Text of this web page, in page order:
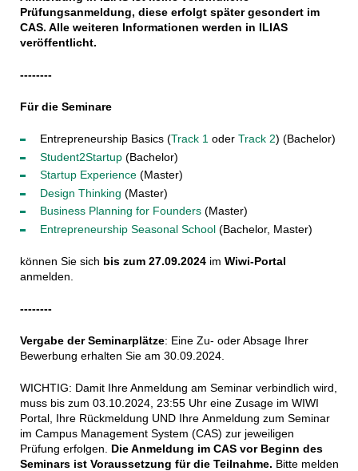
Prüfungsanmeldung, diese erfolgt später gesondert im
CAS. Alle weiteren Informationen werden in ILIAS
veröffentlicht.
--------
Für die Seminare
Entrepreneurship Basics (Track 1oder Track 2) (Bachelor)
Student2Startup(Bachelor)
Startup Experience(Master)
Design Thinking (Master)
Business Planning for Founders(Master)
Entrepreneurship Seasonal School(Bachelor, Master)
können Sie sich bis zum 27.09.2024 im Wiwi-Portal
anmelden.
--------
Vergabe der Seminarplätze: Eine Zu- oder Absage Ihrer
Bewerbung erhalten Sie am 30.09.2024.
WICHTIG: Damit Ihre Anmeldung am Seminar verbindlich wird,
muss bis zum 03.10.2024, 23:55 Uhr eine Zusage im WIWI
Portal, Ihre Rückmeldung UND Ihre Anmeldung zum Seminar
im Campus Management System (CAS) zur jeweiligen
Prüfung erfolgen. Die Anmeldung im CAS vor Beginn des
Seminars ist Voraussetzung für die Teilnahme. Bitte melden